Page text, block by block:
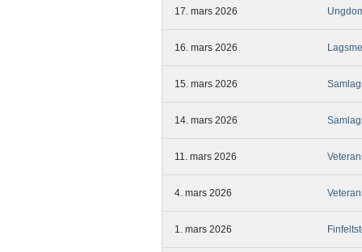
17. mars 2026
16. mars 2026
15. mars 2026
14. mars 2026
11. mars 2026
4. mars 2026
1. mars 2026